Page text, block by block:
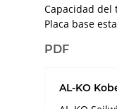
Capacidad del
Placa base
PDF
AL-KO